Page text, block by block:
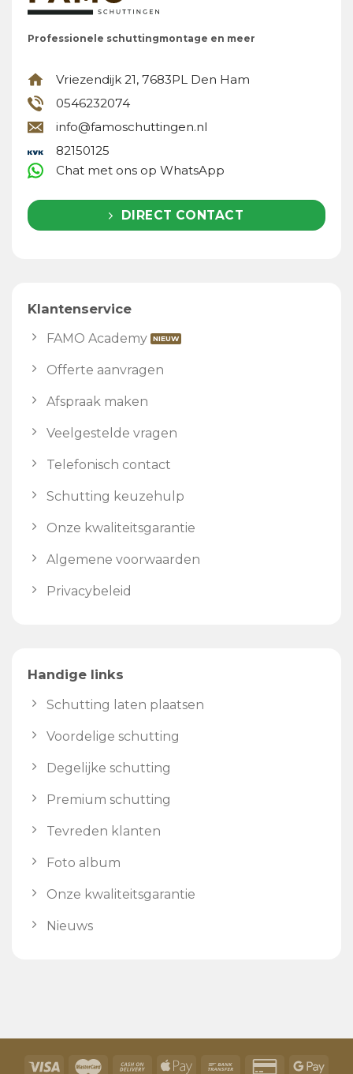
Professionele schuttingmontage en meer
Vriezendijk 21, 7683PL Den Ham
0546232074
info@famoschuttingen.nl
82150125
Chat met ons op WhatsApp
DIRECT CONTACT
Klantenservice
FAMO Academy
Offerte aanvragen
Afspraak maken
Veelgestelde vragen
Telefonisch contact
Schutting keuzehulp
Onze kwaliteitsgarantie
Algemene voorwaarden
Privacybeleid
Handige links
Schutting laten plaatsen
Voordelige schutting
Degelijke schutting
Premium schutting
Tevreden klanten
Foto album
Onze kwaliteitsgarantie
Nieuws